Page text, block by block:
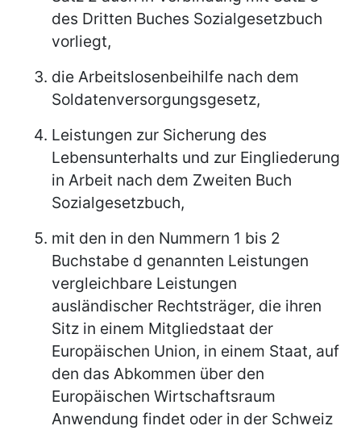
des Dritten Buches Sozialgesetzbuch
vorliegt,
die Arbeitslosenbeihilfe nach dem
Soldatenversorgungsgesetz,
Leistungen zur Sicherung des
Lebensunterhalts und zur Eingliederung
in Arbeit nach dem Zweiten Buch
Sozialgesetzbuch,
mit den in den Nummern 1 bis 2
Buchstabe d genannten Leistungen
vergleichbare Leistungen
ausländischer Rechtsträger, die ihren
Sitz in einem Mitgliedstaat der
Europäischen Union, in einem Staat, auf
den das Abkommen über den
Europäischen Wirtschaftsraum
Anwendung findet oder in der Schweiz